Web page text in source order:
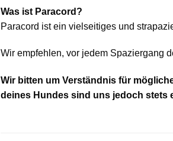
Was ist Paracord?
Paracord ist ein vielseitiges und
Wir empfehlen, vor jedem Spaziergang
Wir bitten um Verständnis für
deines Hundes sind uns jedoch stets